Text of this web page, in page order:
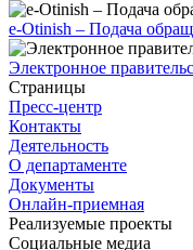
e-Otinish – Подача
Электронное
Страницы
Пресс-центр
Контакты
Деятельность
О департаменте
Документы
Онлайн-приемная
Реализуемые проекты
Социальные медиа